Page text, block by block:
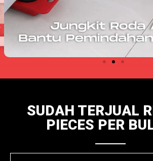
SUDAH TERJUAL
PIECES PER